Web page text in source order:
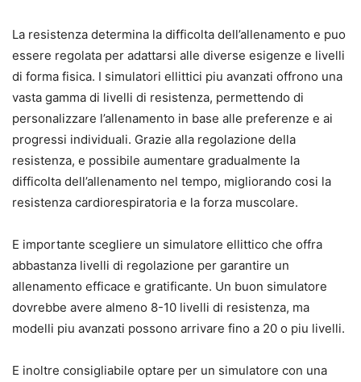
La resistenza determina la difficolta dell’allenamento e puo
essere regolata per adattarsi alle diverse esigenze e livelli
di forma fisica. I simulatori ellittici piu avanzati offrono una
vasta gamma di livelli di resistenza, permettendo di
personalizzare l’allenamento in base alle preferenze e ai
progressi individuali. Grazie alla regolazione della
resistenza, e possibile aumentare gradualmente la
difficolta dell’allenamento nel tempo, migliorando cosi la
resistenza cardiorespiratoria e la forza muscolare.
E importante scegliere un simulatore ellittico che offra
abbastanza livelli di regolazione per garantire un
allenamento efficace e gratificante. Un buon simulatore
dovrebbe avere almeno 8-10 livelli di resistenza, ma
modelli piu avanzati possono arrivare fino a 20 o piu livelli.
E inoltre consigliabile optare per un simulatore con una